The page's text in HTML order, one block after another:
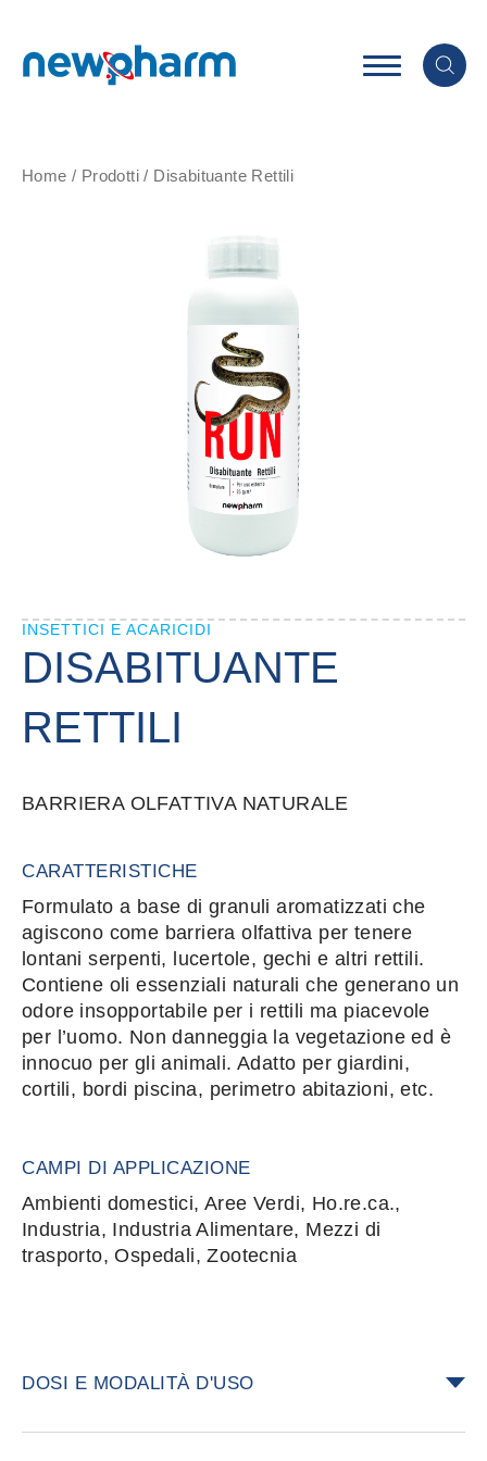
Home / Prodotti / Disabituante Rettili
INSETTICI E ACARICIDI
DISABITUANTE
RETTILI
BARRIERA OLFATTIVA NATURALE
CARATTERISTICHE
Formulato a base di granuli aromatizzati che
agiscono come barriera olfattiva per tenere
lontani serpenti, lucertole, gechi e altri rettili.
Contiene oli essenziali naturali che generano un
odore insopportabile per i rettili ma piacevole
per l’uomo. Non danneggia la vegetazione ed è
innocuo per gli animali. Adatto per giardini,
cortili, bordi piscina, perimetro abitazioni, etc.
CAMPI DI APPLICAZIONE
Ambienti domestici, Aree Verdi, Ho.re.ca.,
Industria, Industria Alimentare, Mezzi di
trasporto, Ospedali, Zootecnia
DOSI E MODALITÀ D'USO